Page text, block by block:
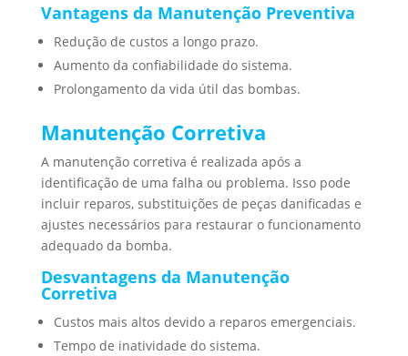
Vantagens da Manutenção Preventiva
Redução de custos a longo prazo.
Aumento da confiabilidade do sistema.
Prolongamento da vida útil das bombas.
Manutenção Corretiva
A manutenção corretiva é realizada após a
identificação de uma falha ou problema. Isso pode
incluir reparos, substituições de peças danificadas e
ajustes necessários para restaurar o funcionamento
adequado da bomba.
Desvantagens da Manutenção
Corretiva
Custos mais altos devido a reparos emergenciais.
Tempo de inatividade do sistema.